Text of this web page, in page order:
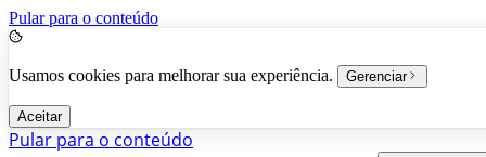
Pular para o conteúdo
Usamos cookies para melhorar sua experiência. Gerenciar
Aceitar
Pular para o conteúdo